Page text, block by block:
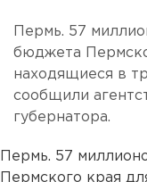
Пермь. 57
бюджета
находящиеся в
сообщили
губернатора.
Пермь. 57
Пермского края